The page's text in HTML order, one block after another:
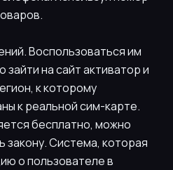
Воспользоваться им
на сайт активатор и
к которому
к реальной сим-карте.
бесплатно, можно
закону. Система, которая
о пользователе в